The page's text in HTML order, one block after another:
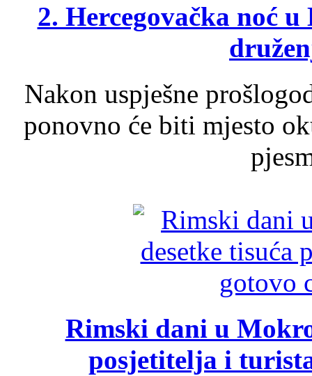
2. Hercegovačka noć
Nakon uspješne
ponovno će biti mjesto
Rimski dani u
posjetitelja i